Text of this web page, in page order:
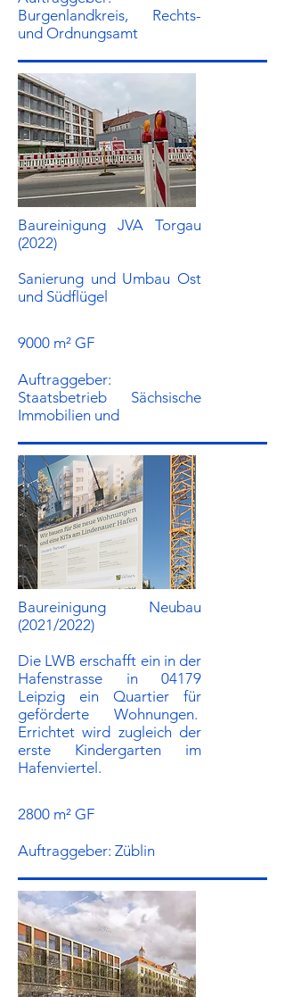
Burgenlandkreis, Rechts-
und Ordnungsamt
Baureinigung JVA Torgau
(2022)
Sanierung und Umbau Ost
und Südflügel
9000 m² GF
Auftraggeber:​
Staatsbetrieb Sächsische
Immobilien und
Baureinigung Neubau
(2021/2022)
Die LWB erschafft ein in der
Hafenstrasse in 04179
Leipzig ein Quartier für
geförderte Wohnungen.
Errichtet wird zugleich der
erste Kindergarten im
Hafenviertel.
2800 m² GF
Auftraggeber:​ Züblin